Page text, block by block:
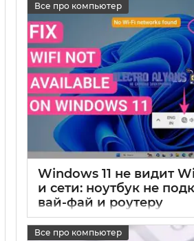
Все про компьютер
Windows 11 не видит
и сети: ноутбук не
вай-фай и роутеру
Все про компьютер